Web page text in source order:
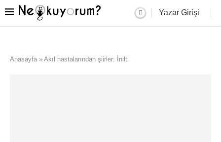
Yazar Girişi
Anasayfa » Akıl hastalarından şiirler: İnilti